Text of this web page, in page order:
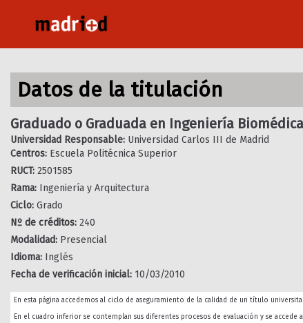
contenido
principal
Datos de la titulación
Graduado o Graduada en Ingeniería Biomédica
Universidad Responsable: Universidad Carlos III de Madrid
Centros: Escuela Politécnica Superior
RUCT: 2501585
Rama: Ingeniería y Arquitectura
Ciclo: Grado
Nº de créditos: 240
Modalidad: Presencial
Idioma: Inglés
Fecha de verificación inicial: 10/03/2010
En esta página accedemos al ciclo de aseguramiento de la calidad de un título
En el cuadro inferior se contemplan sus diferentes procesos de evaluación y se accede